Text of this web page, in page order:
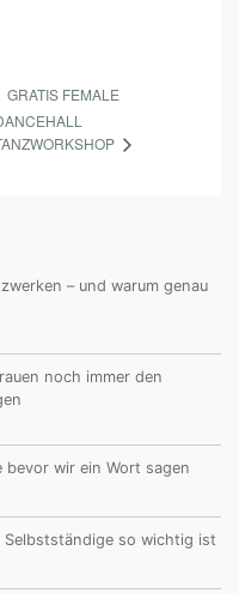
GRATIS FEMALE
– und warum genau
noch immer den
bevor wir ein Wort sagen
Selbstständige so wichtig ist